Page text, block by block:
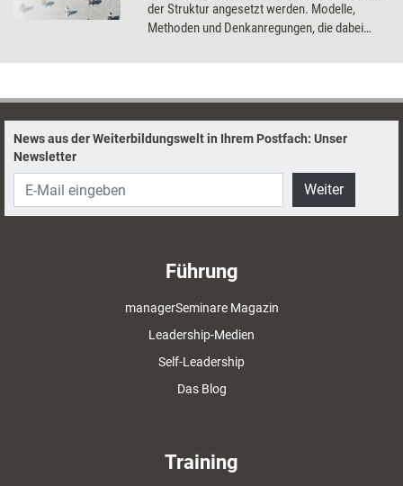
der Struktur angesetzt werden. Modelle,
Methoden und Denkanregungen, die dabei
News aus der Weiterbildungswelt in Ihrem Postfach: Unser
Newsletter
Weiter
Führung
managerSeminare Magazin
Leadership-Medien
Self-Leadership
Das Blog
Training